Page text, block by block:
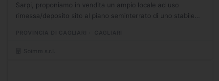
Sarpi, proponiamo in vendita un ampio locale ad uso
rimessa/deposito sito al piano seminterrato di uno stabile